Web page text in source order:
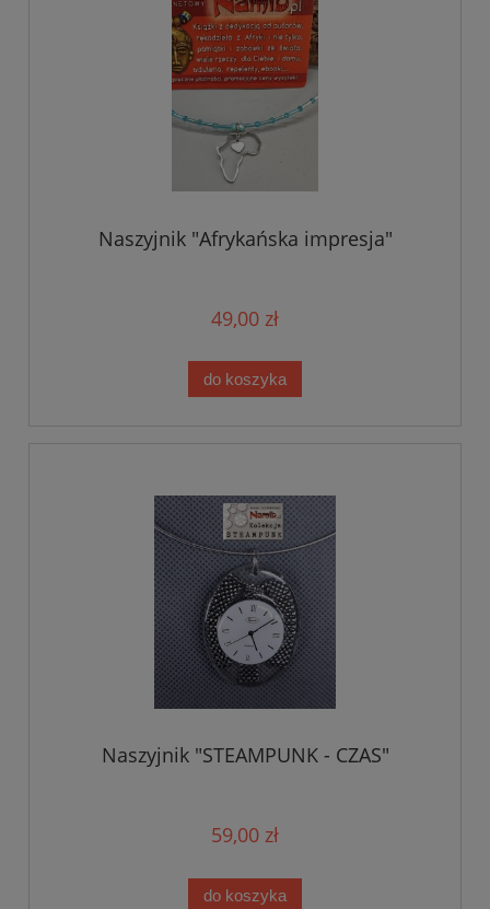
Naszyjnik "Afrykańska impresja"
49,00 zł
do koszyka
Naszyjnik "STEAMPUNK - CZAS"
59,00 zł
do koszyka